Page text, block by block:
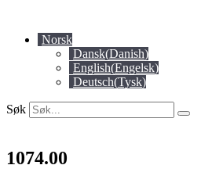
content Norsk
Dansk(Danish)
English(Engelsk)
Deutsch(Tysk)
Søk
1074.00